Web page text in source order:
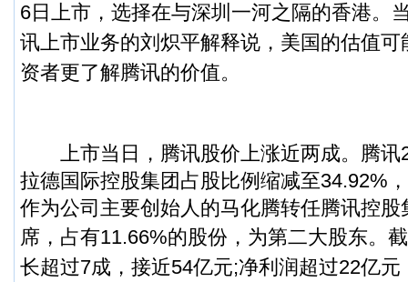
6日上市，选择在与深圳一河之隔的香港。
讯上市业务的刘炽平解释说，美国的估值
资者更了解腾讯的价值。
上市当日，腾讯股价上涨近两成。腾讯
拉德国际控股集团占股比例缩减至34.92%
作为公司主要创始人的马化腾转任腾讯控
席，占有11.66%的股份，为第二大股东。
长超过7成，接近54亿元;净利润超过22亿